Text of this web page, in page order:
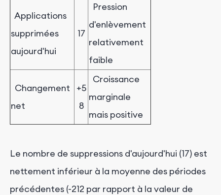
Applications
supprimées
aujourd'hui
17
Pression
d'enlèvement
relativement
faible
Changement
net
+5
8
Croissance
marginale
mais positive
Le nombre de suppressions d'aujourd'hui (17) est
nettement inférieur à la moyenne des périodes
précédentes (-212 par rapport à la valeur de